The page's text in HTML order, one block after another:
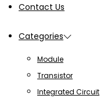
Contact Us
Categories
Module
Transistor
Integrated Circuit